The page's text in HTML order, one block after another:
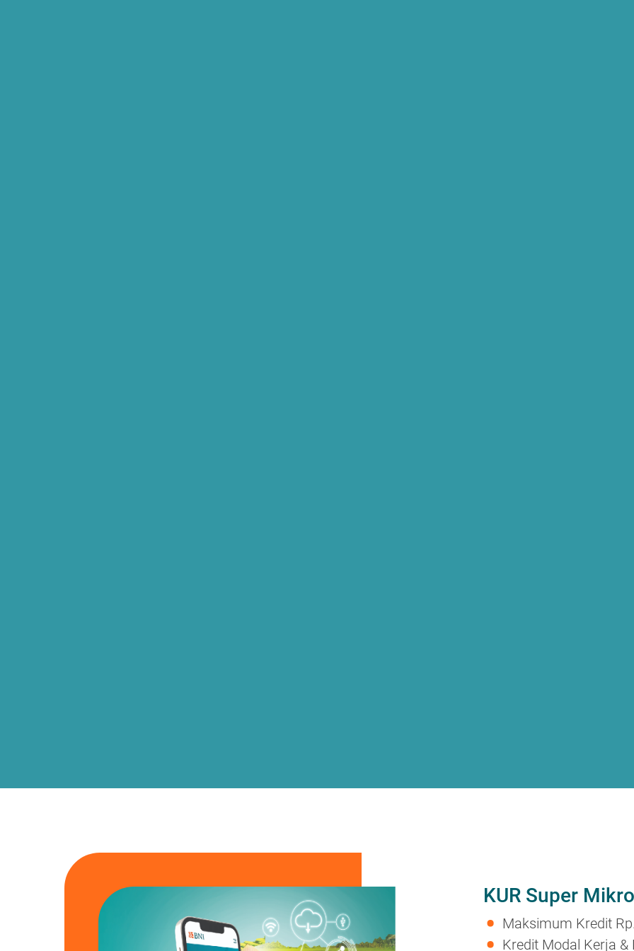
KUR Super Mikro
Maksimum Kredit
Kredit Modal Kerja &